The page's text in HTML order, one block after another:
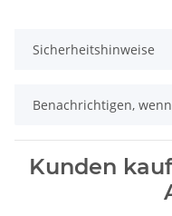
Sicherheitshinweise
Benachrichtigen,
Kunden